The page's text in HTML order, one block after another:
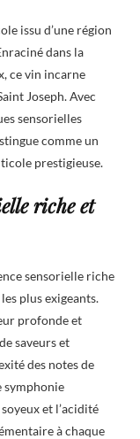
issu d’une région
dans la
ce vin incarne
Joseph. Avec
sensorielles
comme un
prestigieuse.
riche et
sensorielle riche
plus exigeants.
profonde et
saveurs et
des notes de
symphonie
et l’acidité
à chaque